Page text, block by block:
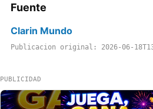
Fuente
Clarin Mundo
Publicacion original: 2026-06-
PUBLICIDAD